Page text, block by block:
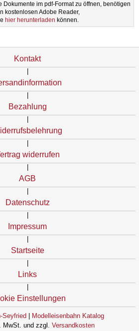
Dokumente im pdf-Format zu öffnen, benötigen
kostenlosen Adobe Reader,
hier herunterladen können.
Kontakt
Bezahlung
widerrufen
AGB
Datenschutz
Impressum
Startseite
Links
Einstellungen
Seyfried
Modelleisenbahn Katalog
MwSt. und zzgl. Versandkosten